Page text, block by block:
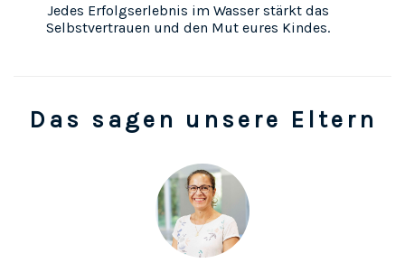
Jedes Erfolgserlebnis im Wasser stärkt das
Selbstvertrauen und den Mut eures Kindes.
Das sagen unsere Eltern